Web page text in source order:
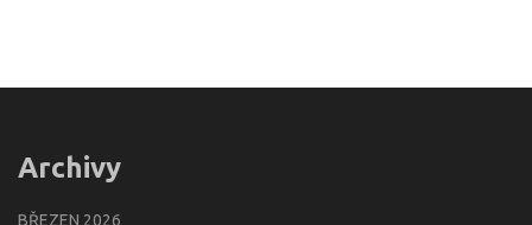
Archivy
BŘEZEN 2026